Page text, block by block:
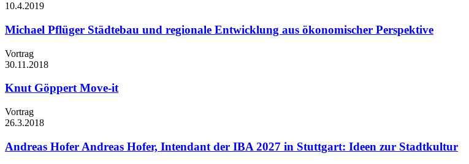
10.4.2019
Michael Pflüger Städtebau und regionale Entwicklung aus ökonomischer Perspektive
Vortrag
30.11.2018
Knut Göppert Move-it
Vortrag
26.3.2018
Andreas Hofer Andreas Hofer, Intendant der IBA 2027 in Stuttgart: Ideen zur Stadtkultur